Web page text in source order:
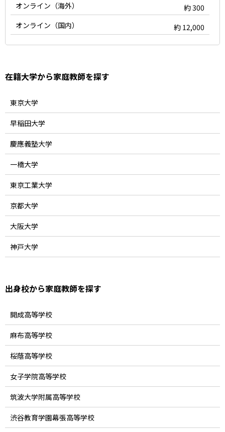
オンライン（海外）
約 300
オンライン（国内）
約 12,000
在籍大学から家庭教師を探す
東京大学
早稲田大学
慶應義塾大学
一橋大学
東京工業大学
京都大学
大阪大学
神戸大学
出身校から家庭教師を探す
開成高等学校
麻布高等学校
桜蔭高等学校
女子学院高等学校
筑波大学附属高等学校
渋谷教育学園幕張高等学校